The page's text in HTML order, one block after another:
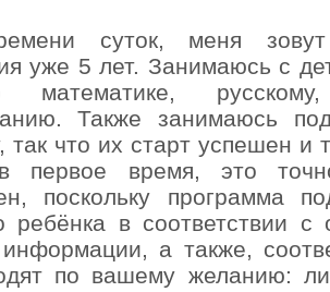
суток, меня
уже 5 лет. Занимаюсь с
математике,
Также занимаюсь
так что их старт успешен и
в первое время, это
поскольку программа
ребёнка в соответствии с
информации, а также,
по вашему желанию: